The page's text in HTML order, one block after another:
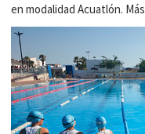
en modalidad Acuatlón.